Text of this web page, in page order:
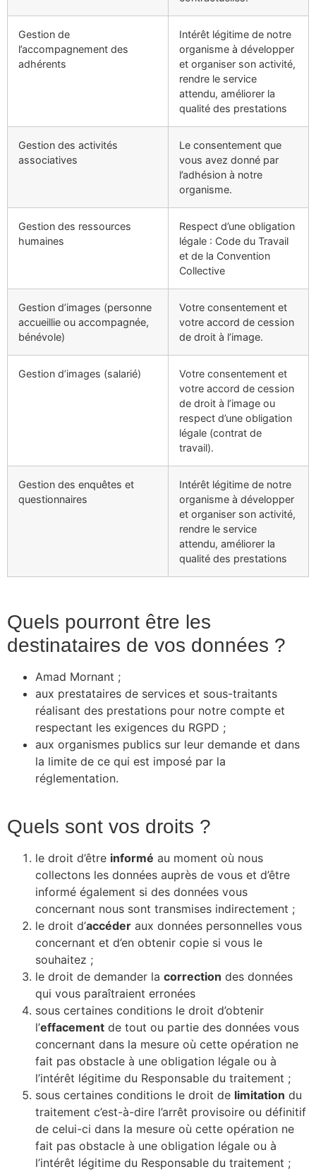
Gestion de
l’accompagnement des
adhérents
Intérêt légitime de notre
organisme à développer
et organiser son activité,
rendre le service
attendu, améliorer la
qualité des prestations
Gestion des activités
associatives
Le consentement que
vous avez donné par
l’adhésion à notre
organisme.
Gestion des ressources
humaines
Respect d’une obligation
légale : Code du Travail
et de la Convention
Collective
Gestion d’images (personne
accueillie ou accompagnée,
bénévole)
Votre consentement et
votre accord de cession
de droit à l’image.
Gestion d’images (salarié)
Votre consentement et
votre accord de cession
de droit à l’image ou
respect d’une obligation
légale (contrat de
travail).
Gestion des enquêtes et
questionnaires
Intérêt légitime de notre
organisme à développer
et organiser son activité,
rendre le service
attendu, améliorer la
qualité des prestations
Quels pourront être les
destinataires de vos données ?
Amad Mornant ;
aux prestataires de services et sous-traitants
réalisant des prestations pour notre compte et
respectant les exigences du RGPD ;
aux organismes publics sur leur demande et dans
la limite de ce qui est imposé par la
réglementation.
Quels sont vos droits ?
le droit d’être informé au moment où nous
collectons les données auprès de vous et d’être
informé également si des données vous
concernant nous sont transmises indirectement ;
le droit d’accéder aux données personnelles vous
concernant et d’en obtenir copie si vous le
souhaitez ;
le droit de demander la correction des données
qui vous paraîtraient erronées
sous certaines conditions le droit d’obtenir
l’effacement de tout ou partie des données vous
concernant dans la mesure où cette opération ne
fait pas obstacle à une obligation légale ou à
l’intérêt légitime du Responsable du traitement ;
sous certaines conditions le droit de limitation du
traitement c’est-à-dire l’arrêt provisoire ou définitif
de celui-ci dans la mesure où cette opération ne
fait pas obstacle à une obligation légale ou à
l’intérêt légitime du Responsable du traitement ;